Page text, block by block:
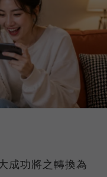
成功將之轉換為